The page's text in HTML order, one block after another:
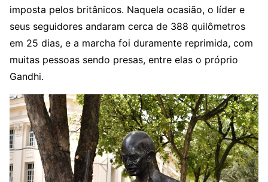
imposta pelos britânicos. Naquela ocasião, o líder e
seus seguidores andaram cerca de 388 quilômetros
em 25 dias, e a marcha foi duramente reprimida, com
muitas pessoas sendo presas, entre elas o próprio
Gandhi.